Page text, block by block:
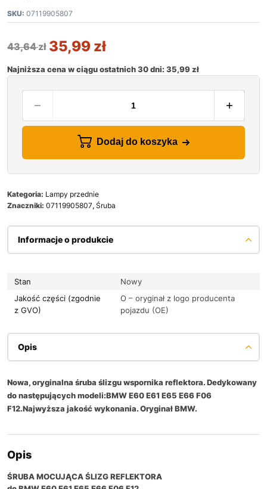
SKU: 07119905807
43,64zł 35,99 zł
Najniższa cena w ciągu ostatnich 30 dni: 35,99zł
Dodaj do koszyka
Kategoria: Lampy przednie
Znaczniki: 07119905807, Śruba
Informacje o produkcie
Stan
Nowy
Jakość części (zgodnie
z GVO)
O – oryginał z logo producenta
pojazdu (OE)
Opis
Nowa, oryginalna śruba ślizgu wspornika reflektora. Dedykowany
do następujących modeli:BMW E60 E61 E65 E66 F06
F12.Najwyższa jakość wykonania. Oryginał BMW.
Opis
ŚRUBA MOCUJĄCA ŚLIZG REFLEKTORA